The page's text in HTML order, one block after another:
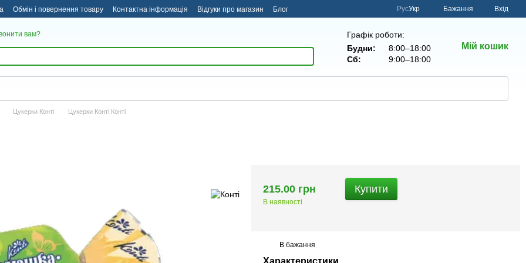
Обмін і повернення товару Контактна інформація Відгуки про магазин
Блог
РусУкр Бажання Вхід
вам?
Графік роботи:
Будни:
8:00–18:00
Сб:
9:00–18:00
Мій кошик
Цукерки Конті Цукерки Конті Конті
215.00 грн
В наявності
Купити
В бажання
Характеристики